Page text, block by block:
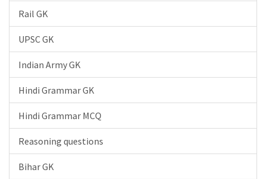
Rail GK
UPSC GK
Indian Army GK
Hindi Grammar GK
Hindi Grammar MCQ
Reasoning questions
Bihar GK